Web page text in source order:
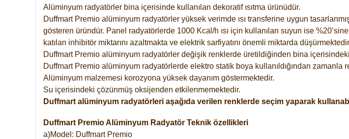
Alüminyum radyatörler bina içerisinde kullanılan dekoratif ısıtma ürünüdür.
Duffmart Premio alüminyum radyatörler yüksek verimde ısı transferine uygun
gösteren üründür. Panel radyatörlerde 1000 Kcal/h ısı için kullanılan suyun ise
katılan inhibitör miktarını azaltmakta ve elektrik sarfiyatını önemli miktarda
Duffmart Premio alüminyum radyatörler değişik renklerde üretildiğinden bina
Duffmart Premio alüminyum radyatörlerde elektro statik boya kullanıldığından zamanla
Alüminyum malzemesi korozyona yüksek dayanım göstermektedir.
Su içerisindeki çözünmüş oksijenden etkilenmemektedir.
Duffmart alüminyum radyatörleri aşağıda verilen renklerde seçim yaparak
Duffmart Premio Alüminyum Radyatör Teknik özellikleri
a)Model: Duffmart Premio